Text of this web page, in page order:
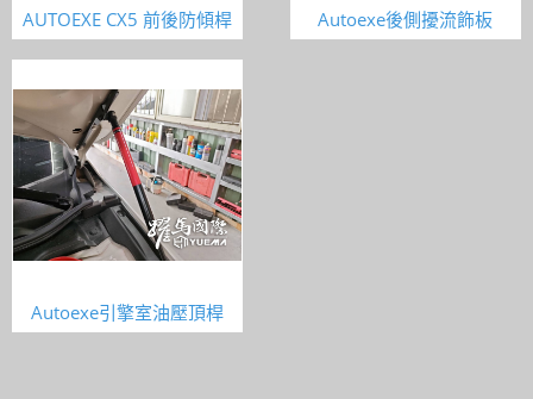
AUTOEXE CX5 前後防傾桿 Autoexe後側擾流飾板
Autoexe引擎室油壓頂桿